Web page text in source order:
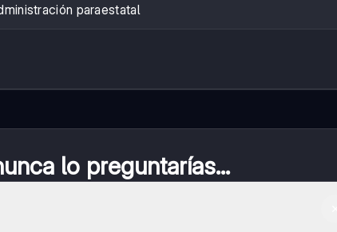
paraestatal
lo preguntarías...